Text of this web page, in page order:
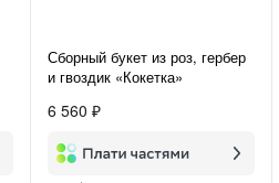
Сборный букет из роз, гербер
и гвоздик «Кокетка»
6 560 ₽